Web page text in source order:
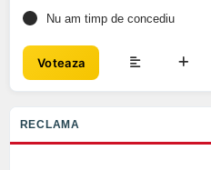
Nu am timp de concediu
Voteaza
RECLAMA